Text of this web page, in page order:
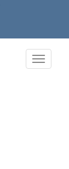
Toggle